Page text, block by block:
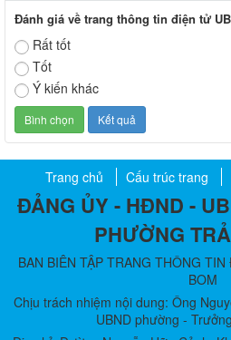
Đánh giá về trang thông tin điện tử
Rất tốt
Tốt
Ý kiến khác
Trang chủ Cấu trúc trang
ĐẢNG ỦY - HĐND -
PHƯỜNG
BAN BIÊN TẬP TRANG THÔNG
BOM
Chịu trách nhiệm nội dung: Ông
UBND phường -